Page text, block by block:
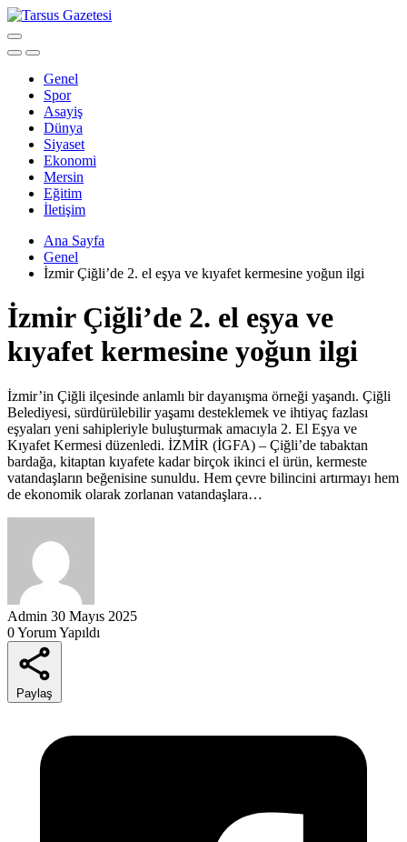
Genel
Spor
Asayiş
Dünya
Siyaset
Ekonomi
Mersin
Eğitim
İletişim
Ana Sayfa
Genel
İzmir Çiğli’de 2. el eşya ve kıyafet kermesine yoğun ilgi
İzmir Çiğli’de 2. el eşya ve
kıyafet kermesine yoğun ilgi
İzmir’in Çiğli ilçesinde anlamlı bir dayanışma örneği yaşandı. Çiğli
Belediyesi, sürdürülebilir yaşamı desteklemek ve ihtiyaç fazlası
eşyaları yeni sahipleriyle buluşturmak amacıyla 2. El Eşya ve
Kıyafet Kermesi düzenledi. İZMİR (İGFA) – Çiğli’de tabaktan
bardağa, kitaptan kıyafete kadar birçok ikinci el ürün, kermeste
vatandaşların beğenisine sunuldu. Hem çevre bilincini artırmayı hem
de ekonomik olarak zorlanan vatandaşlara…
Admin 30 Mayıs 2025
0 Yorum Yapıldı
Paylaş